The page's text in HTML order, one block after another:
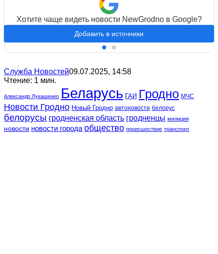
Хотите чаще видеть новости NewGrodno в Google?
Добавить в источники
Служба Новостей09.07.2025, 14:58
Чтение: 1 мин.
Александр Лукашенко Беларусь ГАИ Гродно МЧС
Новости Гродно Новый Гродно автоновости белорус
белорусы гродненская область гродненцы милиция
новости новости города общество происшествие транспорт